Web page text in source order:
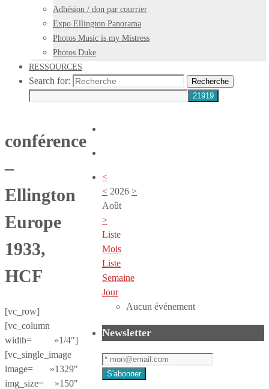
Adhésion / don par courrier
Expo Ellington Panorama
Photos Music is my Mistress
Photos Duke
RESSOURCES
Search for: Recherche
conférence
–
Ellington
Europe
1933,
HCF
[vc_row]
[vc_column
width= »1/4″]
[vc_single_image
image= »1329″
img_size= »150″
<
< 2026 >
Août
>
Liste
Mois
Liste
Semaine
Jour
Aucun événement
Newsletter